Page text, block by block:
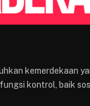
kemerdekaan
kontrol, baik